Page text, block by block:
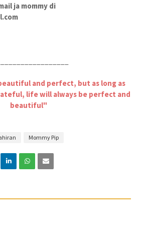
ja mommy di
and perfect, but as long as
life will always be perfect and
beautiful"
Mommy Pip